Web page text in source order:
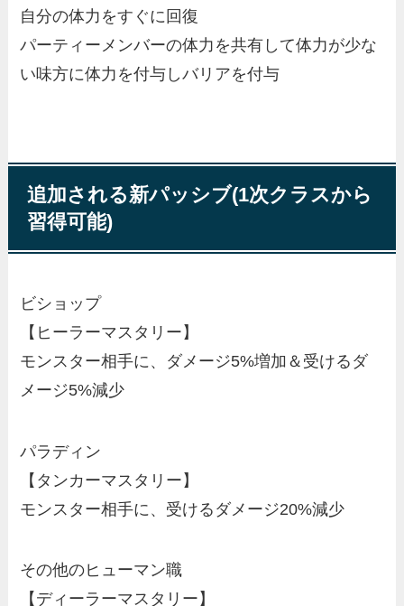
自分の体力をすぐに回復
パーティーメンバーの体力を共有して体力が少な
い味方に体力を付与しバリアを付与
追加される新パッシブ(1次クラスから
習得可能)
ビショップ
【ヒーラーマスタリー】
モンスター相手に、ダメージ5%増加＆受けるダ
メージ5%減少
パラディン
【タンカーマスタリー】
モンスター相手に、受けるダメージ20%減少
その他のヒューマン職
【ディーラーマスタリー】